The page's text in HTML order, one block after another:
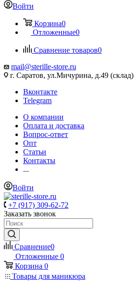
Войти
Корзина0
Отложенные0
Сравнение товаров0
mail@sterille-store.ru
г. Саратов, ул.Мичурина, д.49 (склад)
Вконтакте
Telegram
О компании
Оплата и доставка
Вопрос-ответ
Опт
Статьи
Контакты
...
Войти
+7 (917) 309-62-72
Заказать звонок
Сравнение0
Отложенные 0
Корзина 0
Товары для маникюра